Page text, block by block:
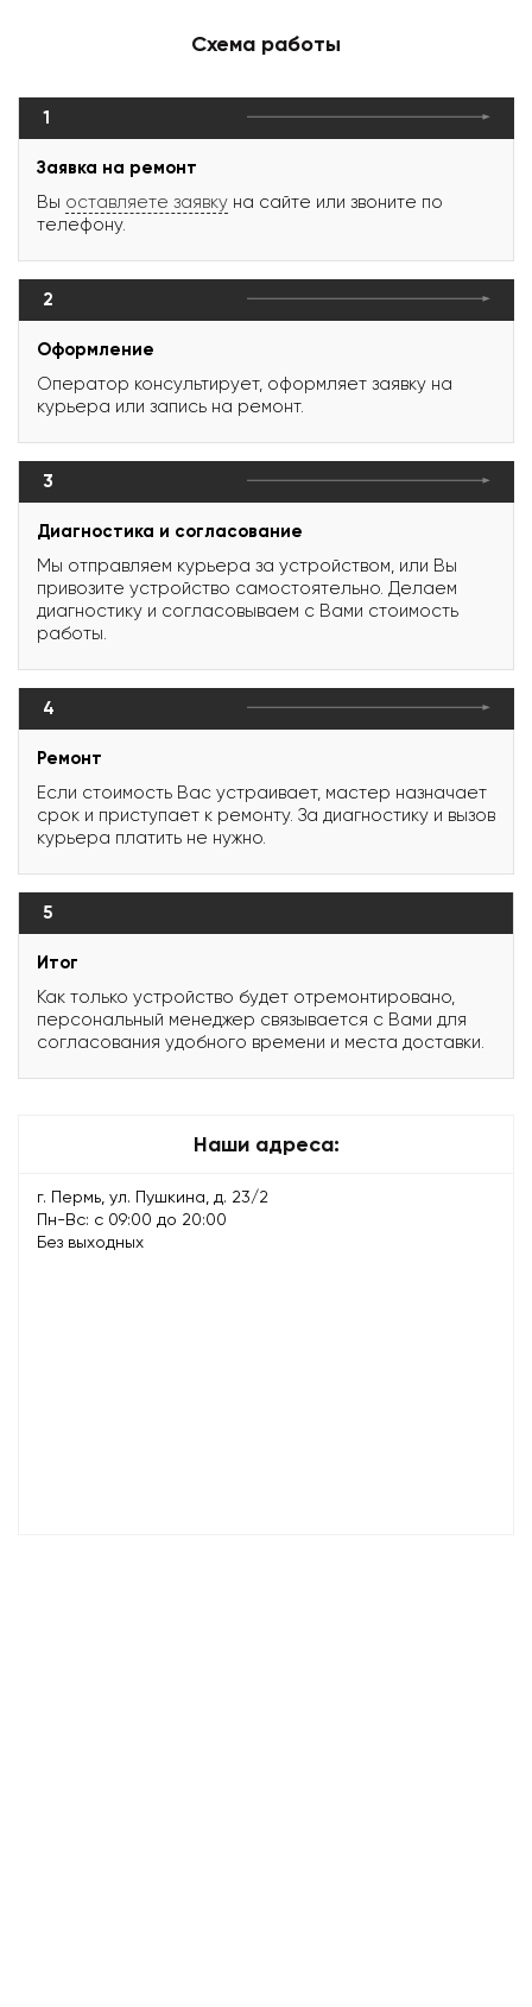
Схема работы
1
Заявка на ремонт
Вы оставляете заявку на сайте или звоните по
телефону.
2
Оформление
Оператор консультирует, оформляет заявку на
курьера или запись на ремонт.
3
Диагностика и согласование
Мы отправляем курьера за устройством, или Вы
привозите устройство самостоятельно. Делаем
диагностику и согласовываем с Вами стоимость
работы.
4
Ремонт
Если стоимость Вас устраивает, мастер назначает
срок и приступает к ремонту. За диагностику и вызов
курьера платить не нужно.
5
Итог
Как только устройство будет отремонтировано,
персональный менеджер связывается с Вами для
согласования удобного времени и места доставки.
Наши адреса:
г. Пермь, ул. Пушкина, д. 23/2
Пн-Вс: с 09:00 до 20:00
Без выходных